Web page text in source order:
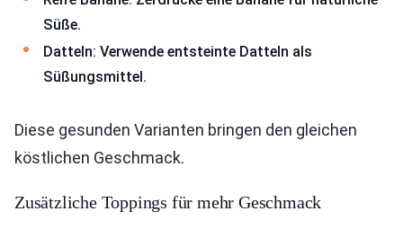
Süße.
Datteln: Verwende entsteinte Datteln als
Süßungsmittel.
Diese gesunden Varianten bringen den gleichen
köstlichen Geschmack.
Zusätzliche Toppings für mehr Geschmack